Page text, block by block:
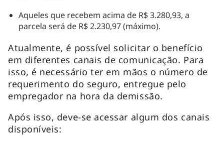
Aqueles que recebem acima de R$ 3.280,93, a
parcela será de R$ 2.230,97 (máximo).
Atualmente, é possível solicitar o benefício
em diferentes canais de comunicação. Para
isso, é necessário ter em mãos o número de
requerimento do seguro, entregue pelo
empregador na hora da demissão.
Após isso, deve-se acessar algum dos canais
disponíveis: